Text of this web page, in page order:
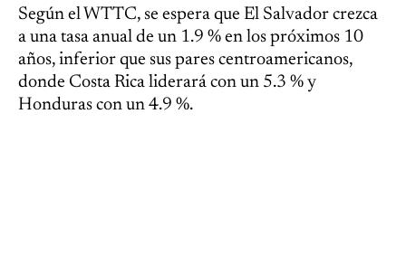
Según el WTTC, se espera que El Salvador crezca
a una tasa anual de un 1.9 % en los próximos 10
años, inferior que sus pares centroamericanos,
donde Costa Rica liderará con un 5.3 % y
Honduras con un 4.9 %.